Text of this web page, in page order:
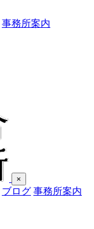
事務所案内
×
ブログ 事務所案内